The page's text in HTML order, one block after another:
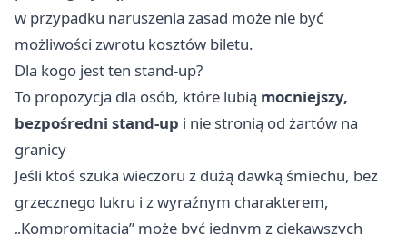
w przypadku naruszenia zasad może nie być
możliwości zwrotu kosztów biletu.
Dla kogo jest ten stand-up?
To propozycja dla osób, które lubią mocniejszy,
bezpośredni stand-up i nie stronią od żartów na
granicy
Jeśli ktoś szuka wieczoru z dużą dawką śmiechu, bez
grzecznego lukru i z wyraźnym charakterem,
„Kompromitacja” może być jednym z ciekawszych